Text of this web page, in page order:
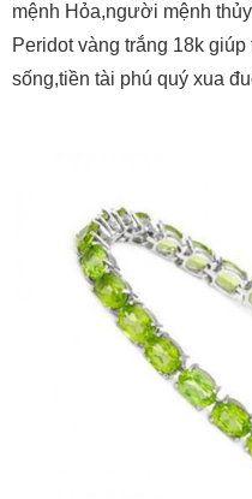
mệnh Hỏa,người mệnh
Peridot vàng trắng 18k
sống,tiền tài phú quý xua